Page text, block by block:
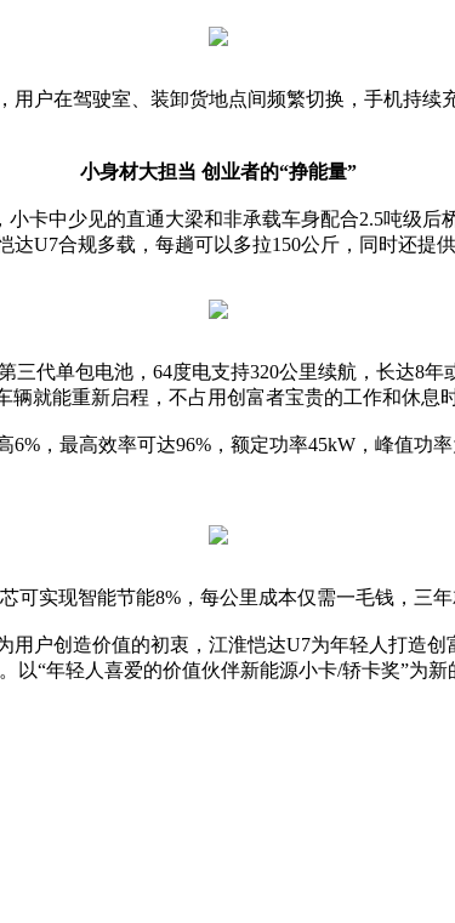
户在驾驶室、装卸货地点间频繁切换，手机持
小身材大担当 创业者的“挣能量”
卡中少见的直通大梁和非承载车身配合2.5吨级
U7合规多载，每趟可以多拉150公斤，同时还提
代单包电池，64度电支持320公里续航，长达8
就能重新启程，不占用创富者宝贵的工作和休息时
，最高效率可达96%，额定功率45kW，峰值功
实现智能节能8%，每公里成本仅需一毛钱，三年
户创造价值的初衷，江淮恺达U7为年轻人打造
以“年轻人喜爱的价值伙伴新能源小卡/轿卡奖”为